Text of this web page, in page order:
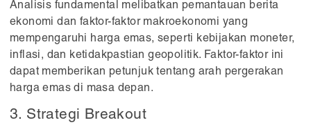
Analisis fundamental melibatkan pemantauan berita
ekonomi dan faktor-faktor makroekonomi yang
mempengaruhi harga emas, seperti kebijakan moneter,
inflasi, dan ketidakpastian geopolitik. Faktor-faktor ini
dapat memberikan petunjuk tentang arah pergerakan
harga emas di masa depan.
3. Strategi Breakout